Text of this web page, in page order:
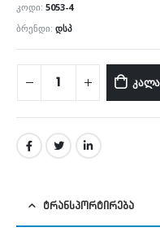
ᲙᲝᲓᲘ: 5053-4
ᲑᲠᲔᲜᲓᲘ: ᲓᲡᲞ
ᲢᲠᲐᲜᲡᲞᲝᲠᲢᲘᲠᲔᲑᲐ